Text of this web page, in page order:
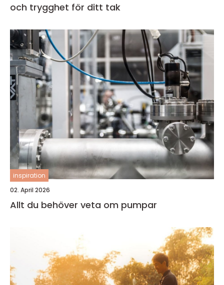
och trygghet för ditt tak
inspiration
02. April 2026
Allt du behöver veta om pumpar